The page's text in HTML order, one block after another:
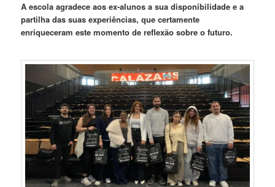
A escola agradece aos ex-alunos a sua disponibilidade e a
partilha das suas experiências, que certamente
enriqueceram este momento de reflexão sobre o futuro.